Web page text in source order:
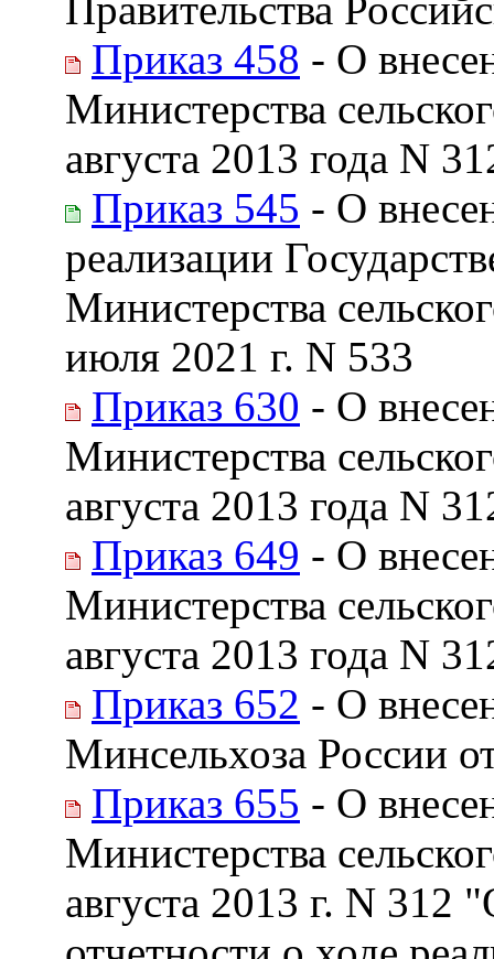
Приказ 458 - О
Министерства
августа 2013 года N
Приказ 545 - О
реализации
Министерства
июля 2021 г. N 533
Приказ 630 - О
Министерства
августа 2013 года N
Приказ 649 - О
Министерства
августа 2013 года N
Приказ 652 - О
Минсельхоза России
Приказ 655 - О
Министерства
августа 2013 г. N 312